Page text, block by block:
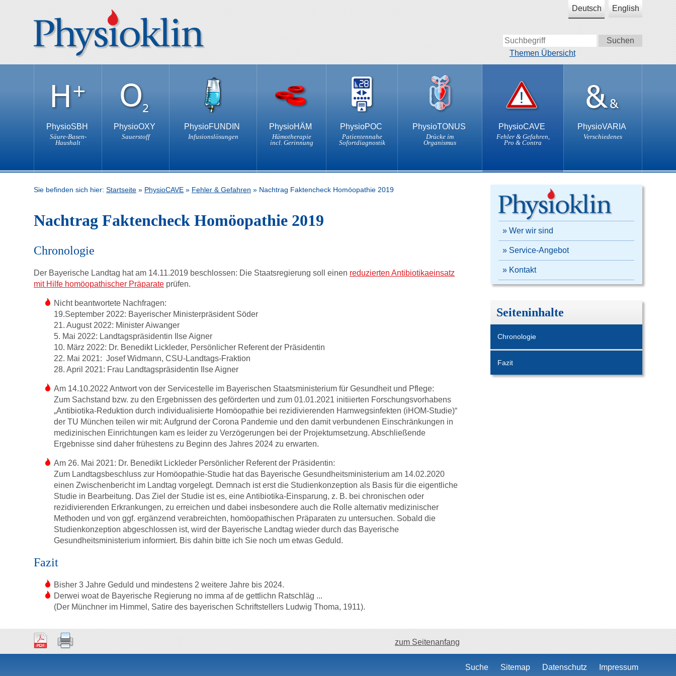
Deutsch English
Themen Übersicht
PhysioSBH
Säure-Basen-
Haushalt
PhysioOXY
Sauerstoff
PhysioFUNDIN
Infusionslösungen
PhysioHÄM
Hämotherapie
incl. Gerinnung
PhysioPOC
Patientennahe
Sofortdiagnostik
PhysioTONUS
Drücke im
Organismus
PhysioCAVE
Fehler & Gefahren,
Pro & Contra
PhysioVARIA
Verschiedenes
Sie befinden sich hier: Startseite » PhysioCAVE » Fehler & Gefahren » Nachtrag Faktencheck Homöopathie 2019
Nachtrag Faktencheck Homöopathie 2019
Chronologie
Der Bayerische Landtag hat am 14.11.2019 beschlossen: Die Staatsregierung soll einen reduzierten Antibiotikaeinsatz
mit Hilfe homöopathischer Präparate prüfen.
Nicht beantwortete Nachfragen:
19.September 2022: Bayerischer Ministerpräsident Söder
21. August 2022: Minister Aiwanger
5. Mai 2022: Landtagspräsidentin Ilse Aigner
10. März 2022: Dr. Benedikt Lickleder, Persönlicher Referent der Präsidentin
22. Mai 2021: Josef Widmann, CSU-Landtags-Fraktion
28. April 2021: Frau Landtagspräsidentin Ilse Aigner
Am 14.10.2022 Antwort von der Servicestelle im Bayerischen Staatsministerium für Gesundheit und Pflege:
Zum Sachstand bzw. zu den Ergebnissen des geförderten und zum 01.01.2021 initiierten Forschungsvorhabens
„Antibiotika-Reduktion durch individualisierte Homöopathie bei rezidivierenden Harnwegsinfekten (iHOM-Studie)“
der TU München teilen wir mit: Aufgrund der Corona Pandemie und den damit verbundenen Einschränkungen in
medizinischen Einrichtungen kam es leider zu Verzögerungen bei der Projektumsetzung. Abschließende
Ergebnisse sind daher frühestens zu Beginn des Jahres 2024 zu erwarten.
Am 26. Mai 2021: Dr. Benedikt Lickleder Persönlicher Referent der Präsidentin:
Zum Landtagsbeschluss zur Homöopathie-Studie hat das Bayerische Gesundheitsministerium am 14.02.2020
einen Zwischenbericht im Landtag vorgelegt. Demnach ist erst die Studienkonzeption als Basis für die eigentliche
Studie in Bearbeitung. Das Ziel der Studie ist es, eine Antibiotika-Einsparung, z. B. bei chronischen oder
rezidivierenden Erkrankungen, zu erreichen und dabei insbesondere auch die Rolle alternativ medizinischer
Methoden und von ggf. ergänzend verabreichten, homöopathischen Präparaten zu untersuchen. Sobald die
Studienkonzeption abgeschlossen ist, wird der Bayerische Landtag wieder durch das Bayerische
Gesundheitsministerium informiert. Bis dahin bitte ich Sie noch um etwas Geduld.
Fazit
Bisher 3 Jahre Geduld und mindestens 2 weitere Jahre bis 2024.
Derwei woat de Bayerische Regierung no imma af de gettlichn Ratschläg ...
(Der Münchner im Himmel, Satire des bayerischen Schriftstellers Ludwig Thoma, 1911).
» Wer wir sind
» Service-Angebot
» Kontakt
Seiteninhalte
Chronologie
Fazit
zum Seitenanfang
Suche Sitemap Datenschutz Impressum